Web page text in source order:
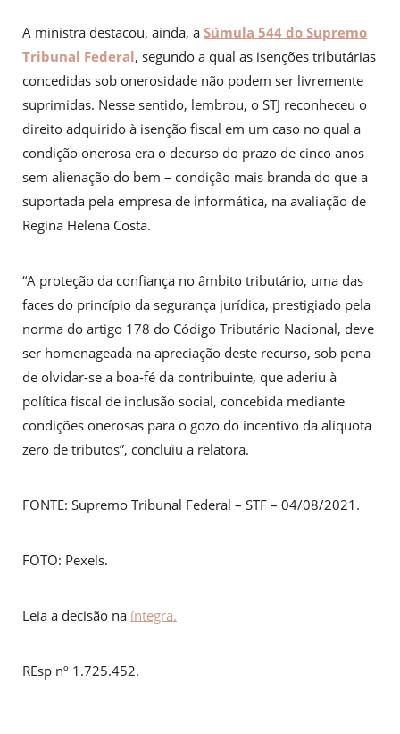
A ministra destacou, ainda, a Súmula 544 do Supremo
Tribunal Federal, segundo a qual as isenções tributárias
concedidas sob onerosidade não podem ser livremente
suprimidas. Nesse sentido, lembrou, o STJ reconheceu o
direito adquirido à isenção fiscal em um caso no qual a
condição onerosa era o decurso do prazo de cinco anos
sem alienação do bem – condição mais branda do que a
suportada pela empresa de informática, na avaliação de
Regina Helena Costa.
“A proteção da confiança no âmbito tributário, uma das
faces do princípio da segurança jurídica, prestigiado pela
norma do artigo 178 do Código Tributário Nacional, deve
ser homenageada na apreciação deste recurso, sob pena
de olvidar-se a boa-fé da contribuinte, que aderiu à
política fiscal de inclusão social, concebida mediante
condições onerosas para o gozo do incentivo da alíquota
zero de tributos”, concluiu a relatora.
FONTE: Supremo Tribunal Federal – STF – 04/08/2021.
FOTO: Pexels.
Leia a decisão na íntegra.
REsp nº 1.725.452.